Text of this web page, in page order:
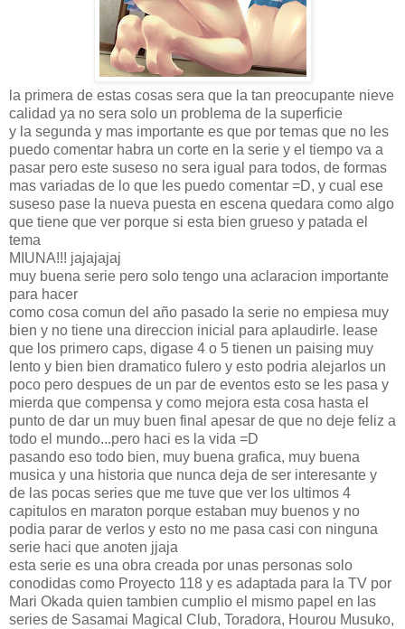
la primera de estas cosas sera que la tan preocupante nieve
calidad ya no sera solo un problema de la superficie
y la segunda y mas importante es que por temas que no les
puedo comentar habra un corte en la serie y el tiempo va a
pasar pero este suseso no sera igual para todos, de formas
mas variadas de lo que les puedo comentar =D, y cual ese
suseso pase la nueva puesta en escena quedara como algo
que tiene que ver porque si esta bien grueso y patada el
tema
MIUNA!!! jajajajaj
muy buena serie pero solo tengo una aclaracion importante
para hacer
como cosa comun del año pasado la serie no empiesa muy
bien y no tiene una direccion inicial para aplaudirle. lease
que los primero caps, digase 4 o 5 tienen un paising muy
lento y bien bien dramatico fulero y esto podria alejarlos un
poco pero despues de un par de eventos esto se les pasa y
mierda que compensa y como mejora esta cosa hasta el
punto de dar un muy buen final apesar de que no deje feliz a
todo el mundo...pero haci es la vida =D
pasando eso todo bien, muy buena grafica, muy buena
musica y una historia que nunca deja de ser interesante y
de las pocas series que me tuve que ver los ultimos 4
capitulos en maraton porque estaban muy buenos y no
podia parar de verlos y esto no me pasa casi con ninguna
serie haci que anoten jjaja
esta serie es una obra creada por unas personas solo
conodidas como Proyecto 118 y es adaptada para la TV por
Mari Okada quien tambien cumplio el mismo papel en las
series de Sasamai Magical Club, Toradora, Hourou Musuko,